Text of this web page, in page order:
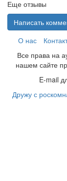
Еще отзывы
Написать
О нас
Все права на
нашем сайте
E-mail
Дружу с